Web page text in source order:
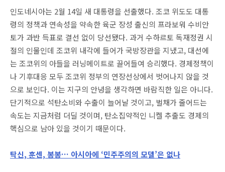
인도네시아는 2월 14일 새 대통령을 선출했다. 조코 위도도 대통
령의 정책과 연속성을 약속한 육군 장성 출신의 프라보워 수비안
토가 과반 득표로 결선 없이 당선됐다. 과거 수하르토 독재정권 시
절의 인물인데 조코위 내각에 들어가 국방장관을 지냈고, 대선에
는 조코위의 아들을 러닝메이트로 끌어들여 승리했다. 경제정책이
나 기후대응 모두 조코위 정부의 연장선상에서 벗어나지 않을 것
으로 보인다. 이는 지구의 안녕을 생각하면 바람직한 일은 아니다.
단기적으로 석탄소비와 수출이 늘어날 것이고, 벌채가 줄어드는
속도는 지금처럼 더딜 것이며, 탄소집약적인 니켈 추출도 경제의
핵심으로 남아 있을 것이기 때문이다.
탁신, 훈센, 봉봉… 아시아에 ‘민주주의의 모델’은 없나